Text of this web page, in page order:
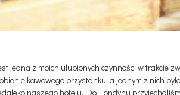
jedną z moich ulubionych czynności w trakcie
kawowego przystanku, a jednym z nich
naszego hotelu. Do Londynu